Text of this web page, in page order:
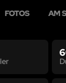
FOTOS AM